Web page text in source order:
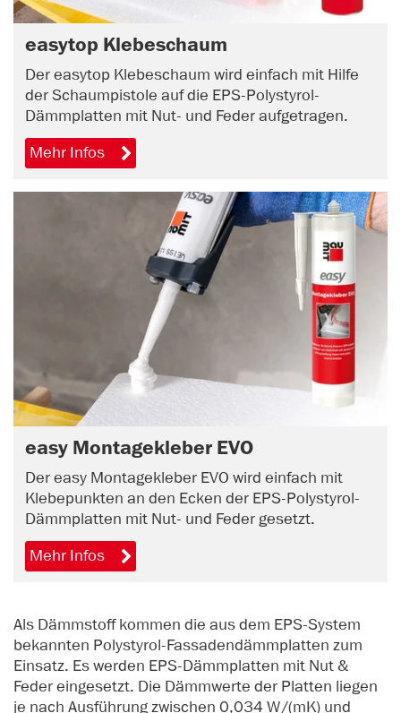
easytop Klebeschaum
Der easytop Klebeschaum wird einfach mit Hilfe
der Schaumpistole auf die EPS-Polystyrol-
Dämmplatten mit Nut- und Feder aufgetragen.
Mehr Infos
easy Montagekleber EVO
Der easy Montagekleber EVO wird einfach mit
Klebepunkten an den Ecken der EPS-Polystyrol-
Dämmplatten mit Nut- und Feder gesetzt.
Mehr Infos
Als Dämmstoff kommen die aus dem EPS-System
bekannten Polystyrol-Fassadendämmplatten zum
Einsatz. Es werden EPS-Dämmplatten mit Nut &
Feder eingesetzt. Die Dämmwerte der Platten liegen
je nach Ausführung zwischen 0,034 W/(mK) und